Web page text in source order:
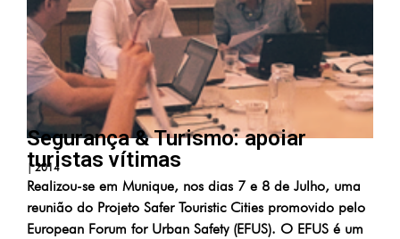
Segurança & Turismo: apoiar
turistas vítimas
| 2014
Realizou-se em Munique, nos dias 7 e 8 de Julho, uma
reunião do Projeto Safer Touristic Cities promovido pelo
European Forum for Urban Safety (EFUS). O EFUS é um